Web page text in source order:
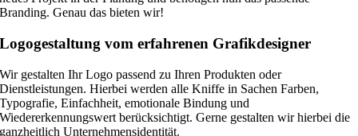
Branding. Genau das bieten wir!
Logogestaltung vom erfahrenen Grafikdesigner
Wir gestalten Ihr Logo passend zu Ihren Produkten oder
Dienstleistungen. Hierbei werden alle Kniffe in Sachen Farben,
Typografie, Einfachheit, emotionale Bindung und
Wiedererkennungswert berücksichtigt. Gerne gestalten wir hierbei die
ganzheitlich Unternehmensidentität.